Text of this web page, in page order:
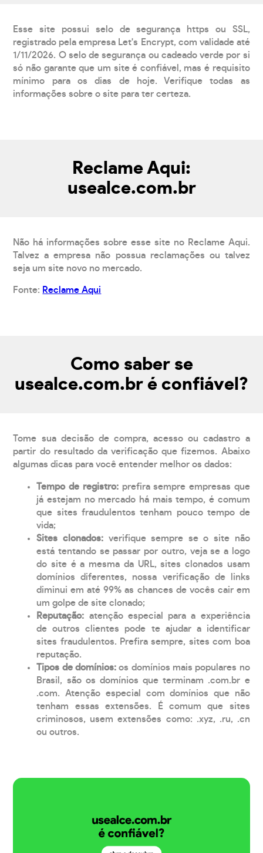
Esse site possui selo de segurança https ou SSL,
registrado pela empresa Let's Encrypt, com validade até
1/11/2026. O selo de segurança ou cadeado verde por si
só não garante que um site é confiável, mas é requisito
mínimo para os dias de hoje. Verifique todas as
informações sobre o site para ter certeza.
Reclame Aqui:
usealce.com.br
Não há informações sobre esse site no Reclame Aqui.
Talvez a empresa não possua reclamações ou talvez
seja um site novo no mercado.
Fonte: Reclame Aqui
Como saber se
usealce.com.br é confiável?
Tome sua decisão de compra, acesso ou cadastro a
partir do resultado da verificação que fizemos. Abaixo
algumas dicas para você entender melhor os dados:
Tempo de registro: prefira sempre empresas que
já estejam no mercado há mais tempo, é comum
que sites fraudulentos tenham pouco tempo de
vida;
Sites clonados: verifique sempre se o site não
está tentando se passar por outro, veja se a logo
do site é a mesma da URL, sites clonados usam
domínios diferentes, nossa verificação de links
diminui em até 99% as chances de vocês cair em
um golpe de site clonado;
Reputação: atenção especial para a experiência
de outros clientes pode te ajudar a identificar
sites fraudulentos. Prefira sempre, sites com boa
reputação.
Tipos de domínios:os domínios mais populares no
Brasil, são os domínios que terminam .com.br e
.com. Atenção especial com domínios que não
tenham essas extensões. É comum que sites
criminosos, usem extensões como: .xyz, .ru, .cn
ou outros.